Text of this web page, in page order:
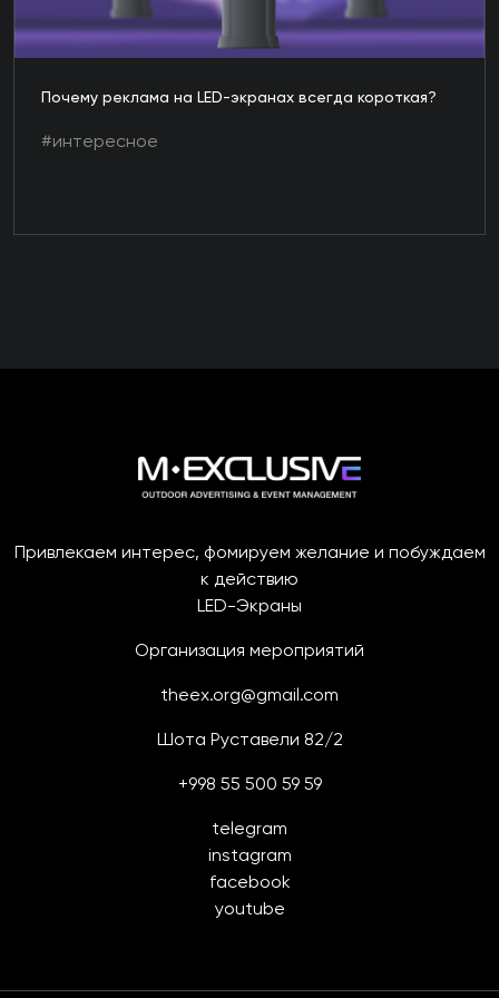
Почему реклама на LED-экранах всегда короткая?
#интересное
Привлекаем интерес, фомируем желание и побуждаем
к действию
LED-Экраны
Организация мероприятий
theex.org@gmail.com
Шота Руставели 82/2
+998 55 500 59 59
telegram
instagram
facebook
youtube